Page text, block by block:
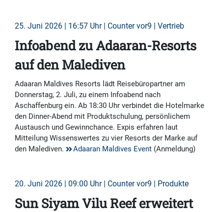
25. Juni 2026 | 16:57 Uhr | Counter vor9 | Vertrieb
Infoabend zu Adaaran-Resorts
auf den Malediven
Adaaran Maldives Resorts lädt Reisebüropartner am
Donnerstag, 2. Juli, zu einem Infoabend nach
Aschaffenburg ein. Ab 18:30 Uhr verbindet die Hotelmarke
den Dinner-Abend mit Produktschulung, persönlichem
Austausch und Gewinnchance. Expis erfahren laut
Mitteilung Wissenswertes zu vier Resorts der Marke auf
den Malediven.
Adaaran Maldives Event (Anmeldung)
20. Juni 2026 | 09:00 Uhr | Counter vor9 | Produkte
Sun Siyam Vilu Reef erweitert